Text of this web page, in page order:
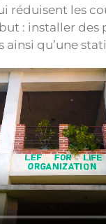
réduisent les
: installer des
qu’une